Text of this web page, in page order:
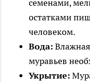
семенами,
остатками
человеком.
Вода:
муравьев
Укрытие: